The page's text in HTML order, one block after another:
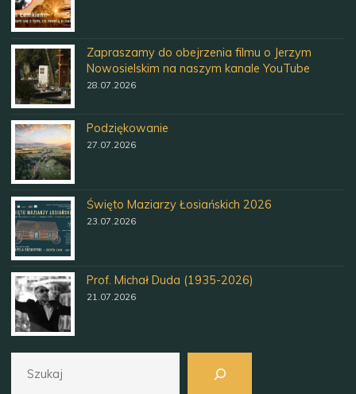
Zapraszamy do obejrzenia filmu o Jerzym
Nowosielskim na naszym kanale YouTube
28.07.2026
Podziękowanie
27.07.2026
Święto Maziarzy Łosiańskich 2026
23.07.2026
Prof. Michał Duda (1935-2026)
21.07.2026